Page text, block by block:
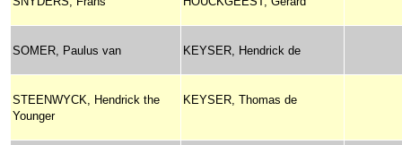
SOMER, Paulus van KEYSER, Hendrick de
STEENWYCK, Hendrick the
Younger
KEYSER, Thomas de